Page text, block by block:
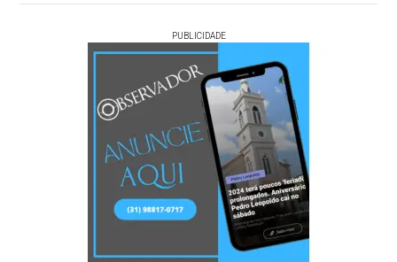
PUBLICIDADE